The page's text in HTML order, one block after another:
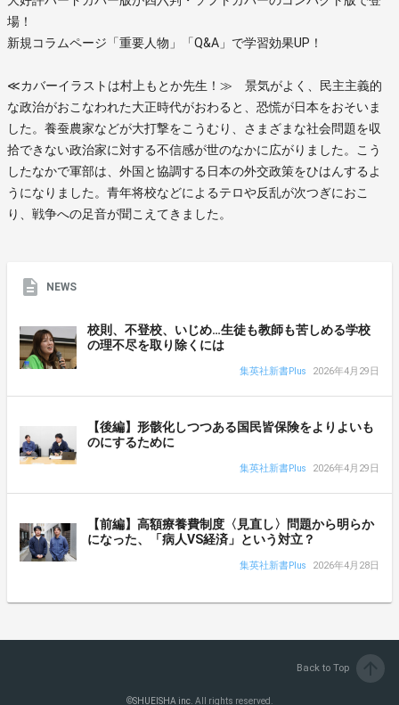
場！
新規コラムページ「重要人物」「Q&A」で学習効果UP！
≪カバーイラストは村上もとか先生！≫ 景気がよく、民主主義的
な政治がおこなわれた大正時代がおわると、恐慌が日本をおそいま
した。養蚕農家などが大打撃をこうむり、さまざまな社会問題を収
拾できない政治家に対する不信感が世のなかに広がりました。こう
したなかで軍部は、外国と協調する日本の外交政策をひはんするよ
うになりました。青年将校などによるテロや反乱が次つぎにおこ
り、戦争への足音が聞こえてきました。
NEWS
校則、不登校、いじめ…生徒も教師も苦しめる学校
の理不尽を取り除くには
集英社新書Plus 2026年4月29日
【後編】形骸化しつつある国民皆保険をよりよいも
のにするために
集英社新書Plus 2026年4月29日
【前編】高額療養費制度〈見直し〉問題から明らか
になった、「病人VS経済」という対立？
集英社新書Plus 2026年4月28日
Back to Top
©SHUEISHA inc. All rights reserved.